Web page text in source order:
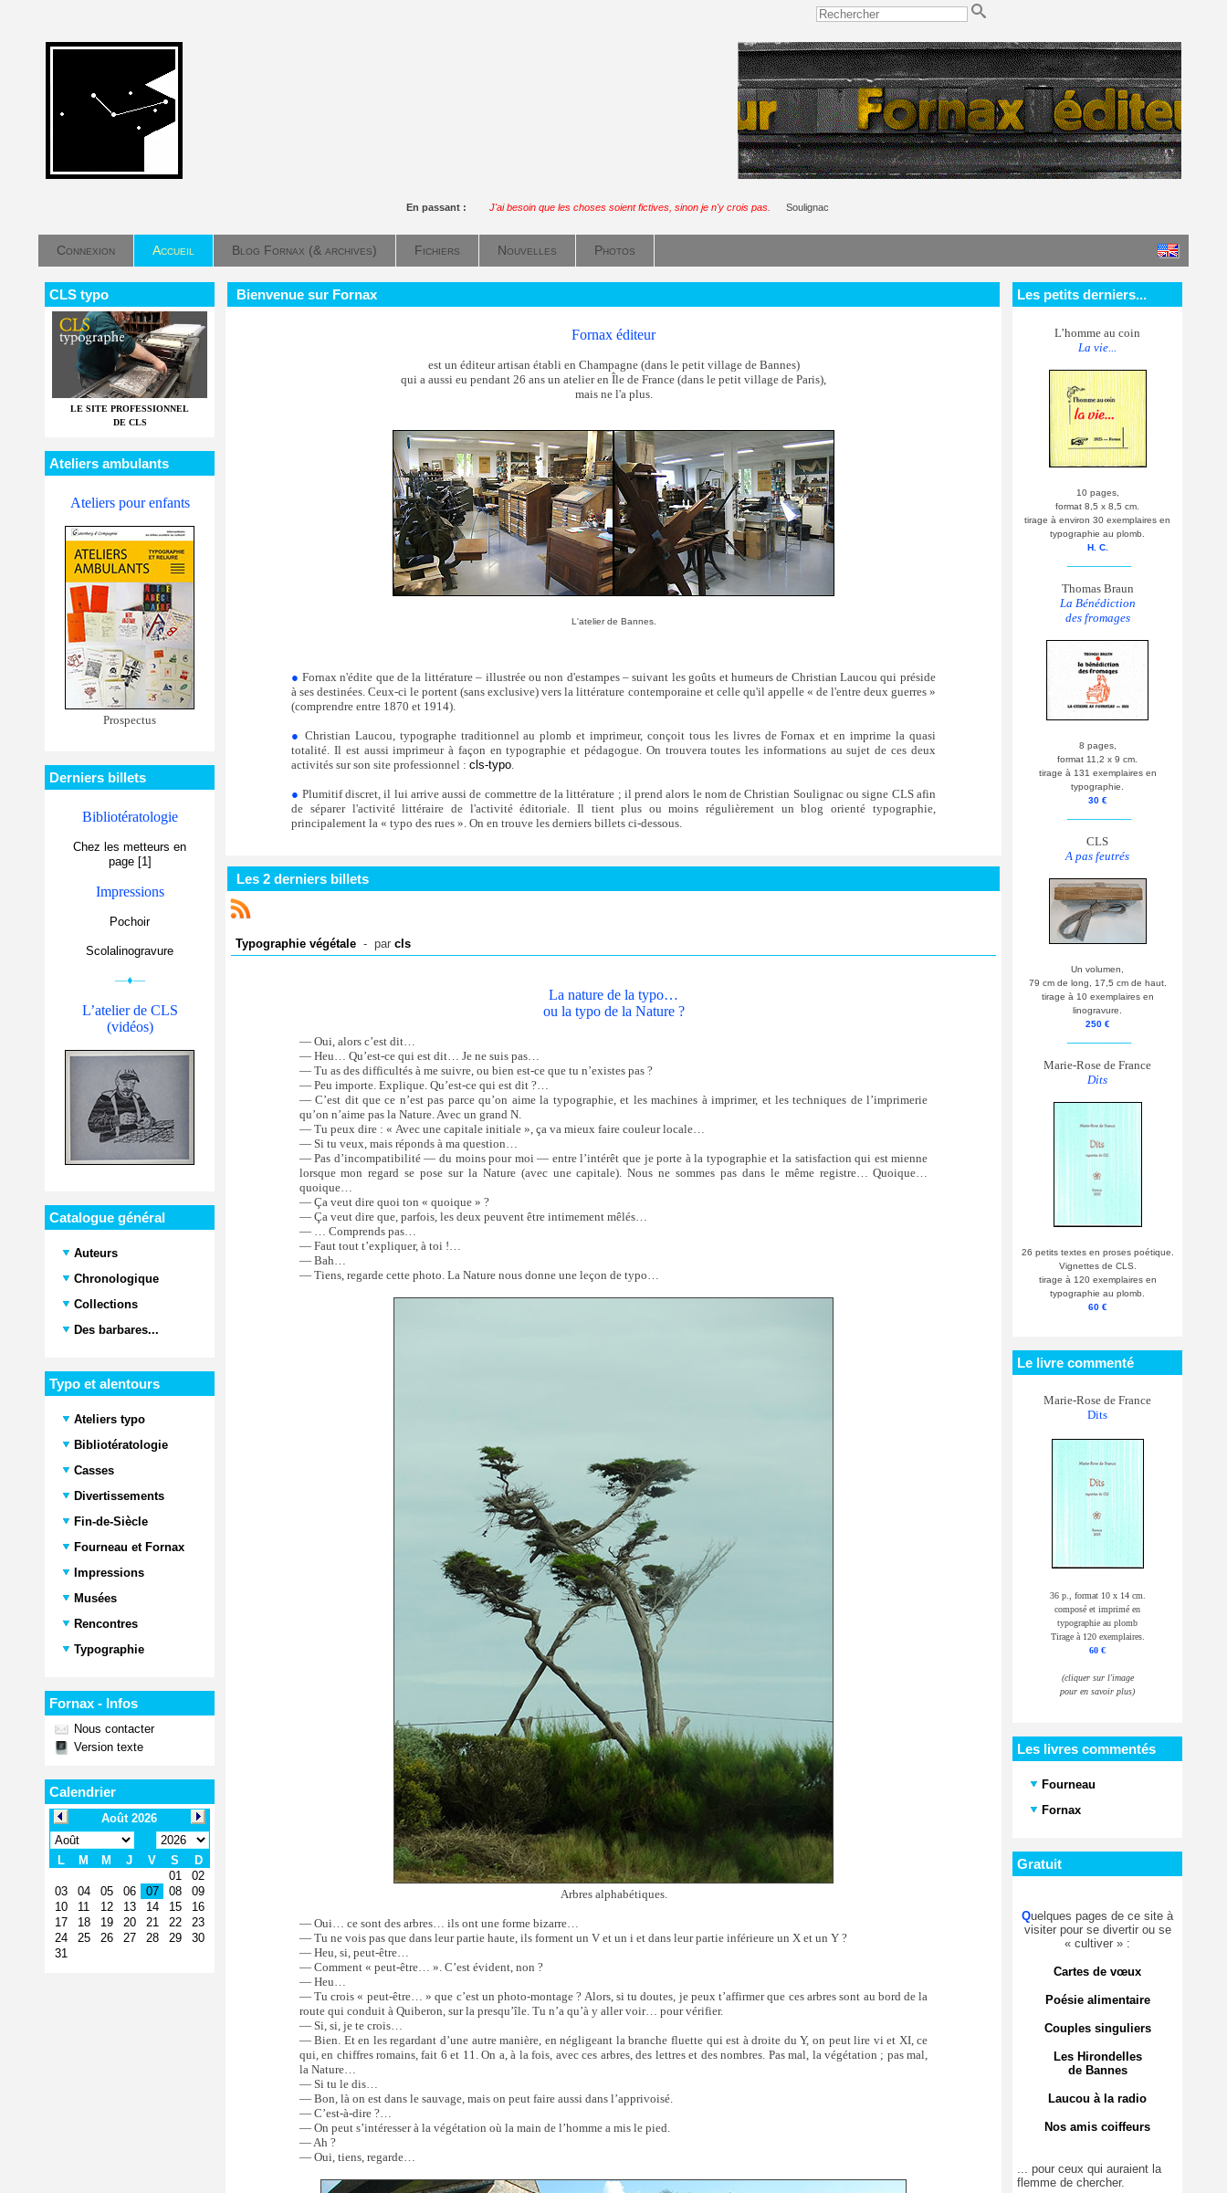
En passant : J'ai besoin que les choses soient fictives, sinon je n'y crois pas. Soulignac
Connexion Accueil Blog Fornax (& archives) Fichiers Nouvelles Photos
CLS typo
LE SITE PROFESSIONNEL
DE CLS
Ateliers ambulants
Ateliers pour enfants
Prospectus
Derniers billets
Bibliotératologie
Chez les metteurs en
page [1]
Impressions
Pochoir
Scolalinogravure
—♦—
L’atelier de CLS
(vidéos)
Catalogue général
Auteurs
Chronologique
Collections
Des barbares...
Typo et alentours
Ateliers typo
Bibliotératologie
Casses
Divertissements
Fin-de-Siècle
Fourneau et Fornax
Impressions
Musées
Rencontres
Typographie
Fornax - Infos
Nous contacter
Version texte
Calendrier
Bienvenue sur Fornax
Fornax éditeur
est un éditeur artisan établi en Champagne (dans le petit village de Bannes)
qui a aussi eu pendant 26 ans un atelier en Île de France (dans le petit village de Paris),
mais ne l'a plus.
L'atelier de Bannes.
● Fornax n'édite que de la littérature – illustrée ou non d'estampes – suivant les goûts et humeurs de Christian Laucou qui préside
à ses destinées. Ceux-ci le portent (sans exclusive) vers la littérature contemporaine et celle qu'il appelle « de l'entre deux guerres »
(comprendre entre 1870 et 1914).
● Christian Laucou, typographe traditionnel au plomb et imprimeur, conçoit tous les livres de Fornax et en imprime la quasi
totalité. Il est aussi imprimeur à façon en typographie et pédagogue. On trouvera toutes les informations au sujet de ces deux
activités sur son site professionnel :cls-typo
● Plumitif discret, il lui arrive aussi de commettre de la littérature ; il prend alors le nom de Christian Soulignac ou signe CLS afin
de séparer l'activité littéraire de l'activité éditoriale. Il tient plus ou moins régulièrement un blog orienté typographie,
principalement la « typo des rues ». On en trouve les derniers billets ci-dessous.
Les 2 derniers billets
Typographie végétale - par cls
La nature de la typo…
ou la typo de la Nature ?
— Oui, alors c’est dit…
— Heu… Qu’est-ce qui est dit… Je ne suis pas…
— Tu as des difficultés à me suivre, ou bien est-ce que tu n’existes pas ?
— Peu importe. Explique. Qu’est-ce qui est dit ?…
— C’est dit que ce n’est pas parce qu’on aime la typographie, et les machines à imprimer, et les techniques de l’imprimerie
qu’on n’aime pas la Nature. Avec un grand N.
— Tu peux dire : « Avec une capitale initiale », ça va mieux faire couleur locale…
— Si tu veux, mais réponds à ma question…
— Pas d’incompatibilité — du moins pour moi — entre l’intérêt que je porte à la typographie et la satisfaction qui est mienne
lorsque mon regard se pose sur la Nature (avec une capitale). Nous ne sommes pas dans le même registre… Quoique…
quoique…
— Ça veut dire quoi ton « quoique » ?
— Ça veut dire que, parfois, les deux peuvent être intimement mêlés…
— … Comprends pas…
— Faut tout t’expliquer, à toi !…
— Bah…
— Tiens, regarde cette photo. La Nature nous donne une leçon de typo…
Arbres alphabétiques.
— Oui… ce sont des arbres… ils ont une forme bizarre…
— Tu ne vois pas que dans leur partie haute, ils forment un V et un i et dans leur partie inférieure un X et un Y ?
— Heu, si, peut-être…
— Comment « peut-être… ». C’est évident, non ?
— Heu…
— Tu crois « peut-être… » que c’est un photo-montage ? Alors, si tu doutes, je peux t’affirmer que ces arbres sont au bord de la
route qui conduit à Quiberon, sur la presqu’île. Tu n’a qu’à y aller voir… pour vérifier.
— Si, si, je te crois…
— Bien. Et en les regardant d’une autre manière, en négligeant la branche fluette qui est à droite du Y, on peut lire vi et XI, ce
qui, en chiffres romains, fait 6 et 11. On a, à la fois, avec ces arbres, des lettres et des nombres. Pas mal, la végétation ; pas mal,
la Nature…
— Si tu le dis…
— Bon, là on est dans le sauvage, mais on peut faire aussi dans l’apprivoisé.
— C’est-à-dire ?…
— On peut s’intéresser à la végétation où la main de l’homme a mis le pied.
— Ah ?
— Oui, tiens, regarde…
Les petits derniers...
L’homme au coin
La vie...
10 pages,
format 8,5 x 8,5 cm.
tirage à environ 30 exemplaires en
typographie au plomb.
H. C.
Thomas Braun
La Bénédiction
des fromages
8 pages,
format 11,2 x 9 cm.
tirage à 131 exemplaires en
typographie.
30 €
CLS
A pas feutrés
Un volumen,
79 cm de long, 17,5 cm de haut.
tirage à 10 exemplaires en
linogravure.
250 €
Marie-Rose de France
Dits
26 petits textes en proses poétique.
Vignettes de CLS.
tirage à 120 exemplaires en
typographie au plomb.
60 €
Le livre commenté
Marie-Rose de France
Dits
36 p., format 10 x 14 cm.
composé et imprimé en
typographie au plomb
Tirage à 120 exemplaires.
60 €
(cliquer sur l'image
pour en savoir plus)
Les livres commentés
Fourneau
Fornax
Gratuit
Quelques pages de ce site à
visiter pour se divertir ou se
« cultiver » :
Cartes de vœux
Poésie alimentaire
Couples singuliers
Les Hirondelles
de Bannes
Laucou à la radio
Nos amis coiffeurs
... pour ceux qui auraient la
flemme de chercher.